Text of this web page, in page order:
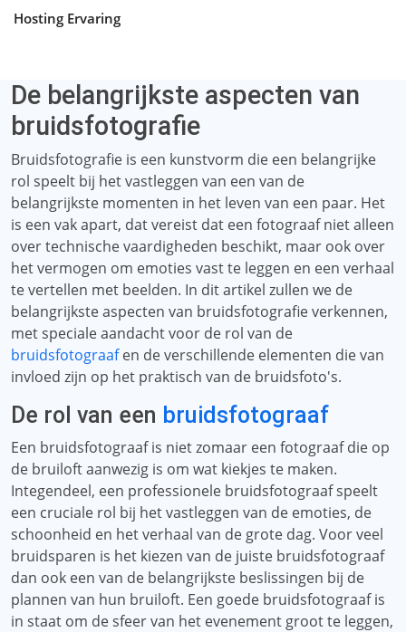
Hosting Ervaring
De belangrijkste aspecten van
bruidsfotografie
Bruidsfotografie is een kunstvorm die een belangrijke
rol speelt bij het vastleggen van een van de
belangrijkste momenten in het leven van een paar. Het
is een vak apart, dat vereist dat een fotograaf niet alleen
over technische vaardigheden beschikt, maar ook over
het vermogen om emoties vast te leggen en een verhaal
te vertellen met beelden. In dit artikel zullen we de
belangrijkste aspecten van bruidsfotografie verkennen,
met speciale aandacht voor de rol van de
bruidsfotograafen de verschillende elementen die van
invloed zijn op het praktisch van de bruidsfoto's.
De rol van een bruidsfotograaf
Een bruidsfotograaf is niet zomaar een fotograaf die op
de bruiloft aanwezig is om wat kiekjes te maken.
Integendeel, een professionele bruidsfotograaf speelt
een cruciale rol bij het vastleggen van de emoties, de
schoonheid en het verhaal van de grote dag. Voor veel
bruidsparen is het kiezen van de juiste bruidsfotograaf
dan ook een van de belangrijkste beslissingen bij de
plannen van hun bruiloft. Een goede bruidsfotograaf is
in staat om de sfeer van het evenement groot te leggen,